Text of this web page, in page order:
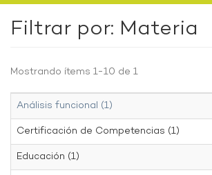
Filtrar por: Materia
Mostrando ítems 1-10 de 1
Análisis funcional (1)
Certificación de Competencias (1)
Educación (1)